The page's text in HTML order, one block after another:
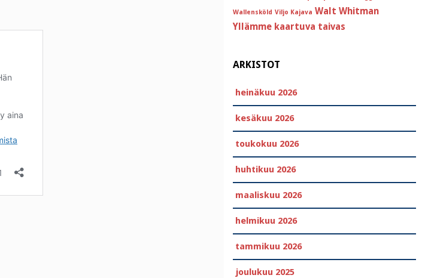
Wallensköld Viljo Kajava Walt Whitman
Yllämme kaartuva taivas
ARKISTOT
heinäkuu 2026
kesäkuu 2026
toukokuu 2026
huhtikuu 2026
maaliskuu 2026
helmikuu 2026
tammikuu 2026
joulukuu 2025